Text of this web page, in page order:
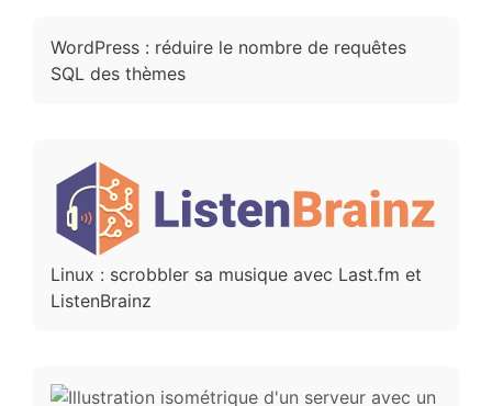
WordPress : réduire le nombre de requêtes
SQL des thèmes
Linux : scrobbler sa musique avec Last.fm et
ListenBrainz